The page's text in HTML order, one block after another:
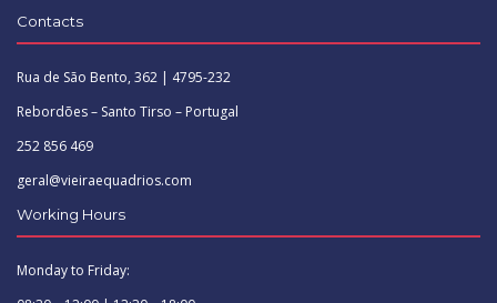
Contacts
Rua de São Bento, 362 | 4795-232
Rebordões – Santo Tirso – Portugal
252 856 469
geral@vieiraequadrios.com
Working Hours
Monday to Friday: